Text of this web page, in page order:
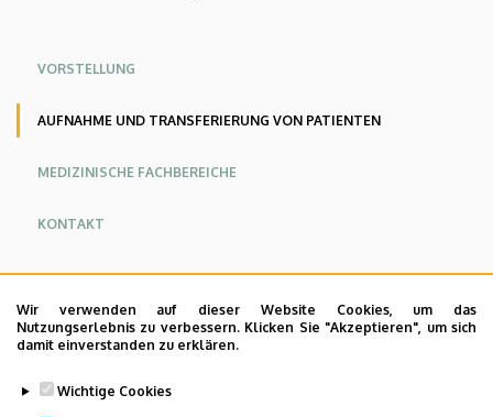
Wir verwenden auf dieser Website Cookies, um das
Nutzungserlebnis zu verbessern. Klicken Sie "Akzeptieren", um sich
damit einverstanden zu erklären.
Wichtige Cookies
Oldalmenü
KEK
Oldalmenu
KEK
Angol
Oldalmenü
KEK
Német
VORSTELLUNG
AUFNAHME UND TRANSFERIERUNG VON PATIENTEN
MEDIZINISCHE FACHBEREICHE
KONTAKT
Klinische Pharmakologie